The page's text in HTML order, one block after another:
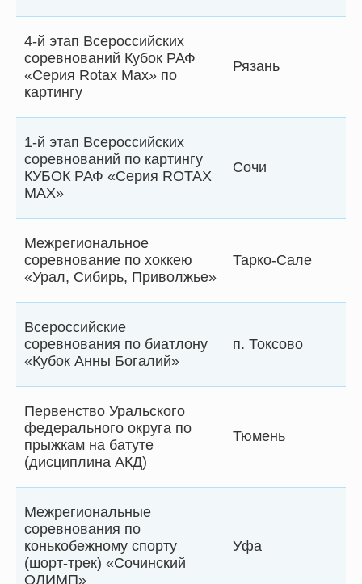
4-й этап Всероссийских
соревнований Кубок РАФ
«Серия Rotax Max» по
картингу
Рязань
1-й этап Всероссийских
соревнований по картингу
КУБОК РАФ «Серия ROTAX
MAX»
Сочи
Межрегиональное
соревнование по хоккею
«Урал, Сибирь, Приволжье»
Тарко-Сале
Всероссийские
соревнования по биатлону
«Кубок Анны Богалий»
п. Токсово
Первенство Уральского
федерального округа по
прыжкам на батуте
(дисциплина АКД)
Тюмень
Межрегиональные
соревнования по
конькобежному спорту
(шорт-трек) «Сочинский
ОЛИМП»
Уфа